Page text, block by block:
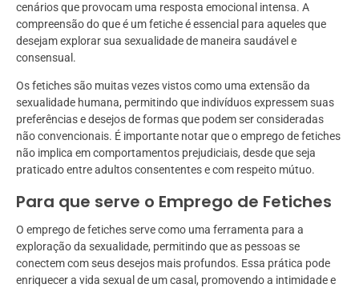
cenários que provocam uma resposta emocional intensa. A
compreensão do que é um fetiche é essencial para aqueles que
desejam explorar sua sexualidade de maneira saudável e
consensual.
Os fetiches são muitas vezes vistos como uma extensão da
sexualidade humana, permitindo que indivíduos expressem suas
preferências e desejos de formas que podem ser consideradas
não convencionais. É importante notar que o emprego de fetiches
não implica em comportamentos prejudiciais, desde que seja
praticado entre adultos consententes e com respeito mútuo.
Para que serve o Emprego de Fetiches
O emprego de fetiches serve como uma ferramenta para a
exploração da sexualidade, permitindo que as pessoas se
conectem com seus desejos mais profundos. Essa prática pode
enriquecer a vida sexual de um casal, promovendo a intimidade e